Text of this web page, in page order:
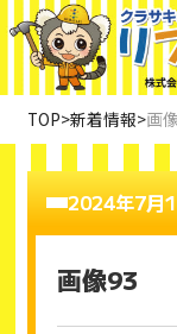
TOP>新着情報>画
2024年7月
画像93